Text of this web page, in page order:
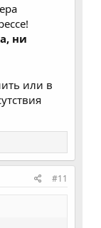
ни
или в
#11